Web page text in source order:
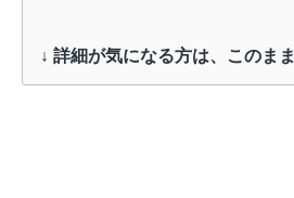
↓ 詳細が気になる方は、このま